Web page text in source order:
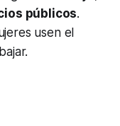
públicos.
usen el